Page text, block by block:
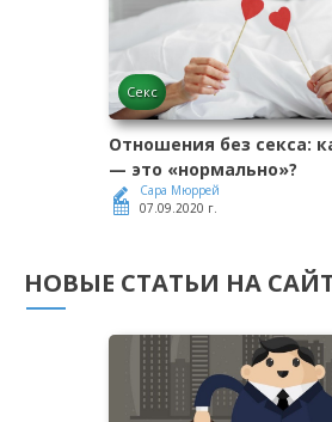
Секс
Отношения без секса:
— это «нормально»?
Сара Мюррей
07.09.2020 г.
НОВЫЕ СТАТЬИ НА